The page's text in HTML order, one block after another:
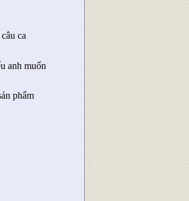
ca
anh muốn
phẩm